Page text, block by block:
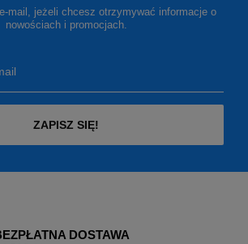
mail, jeżeli chcesz otrzymywać informacje o
nowościach i promocjach.
ZAPISZ SIĘ!
DOSTAWA